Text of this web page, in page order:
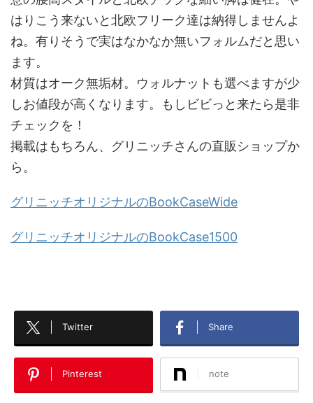
はりこう来ないと北欧フリーク達は納得しませんよ
ね。有りそうで実はなかなか無いフォルムだと思い
ます。
材質はオーク無垢材。ウォルナットも選べますが少
しお値段が高くなります。もしビビっと来たら是非
チェックを！
掲載はもちろん、グリニッチさんの直販ショップか
ら。
グリニッチオリジナルのBookCaseWide
グリニッチオリジナルのBookCase1500
Twitter Share
Pinterest note